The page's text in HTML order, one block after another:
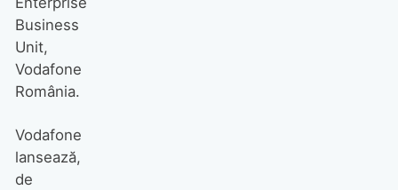
Business
Unit,
Vodafone
România.
Vodafone
lansează,
de